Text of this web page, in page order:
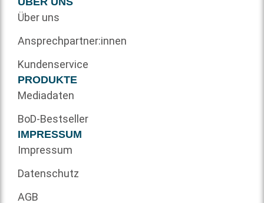
Über uns
Ansprechpartner:innen
Kundenservice
PRODUKTE
Mediadaten
BoD-Bestseller
IMPRESSUM
Impressum
Datenschutz
AGB